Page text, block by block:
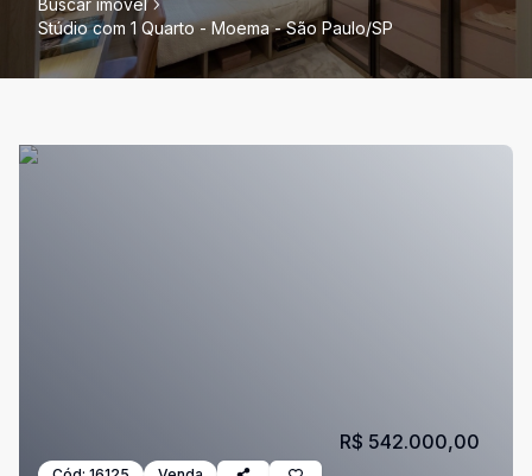
Buscar imóvel
Stúdio com 1 Quarto - Moema - São Paulo/SP
R$ 542.000,00